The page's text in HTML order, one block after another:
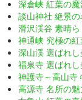
深倉峡 紅葉の
談山神社 絶景
滑沢渓谷 素晴
神通峡 究極の
深山渓 選ばれ
福泉寺 選ばれ
神護寺～高山寺
高源寺 名所の魅